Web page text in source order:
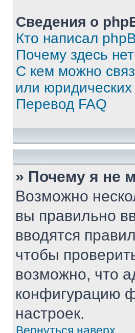
Сведения о
Кто написал
Почему здесь
С кем можно
или
Перевод FAQ
» Почему я не
Возможно
вы правильно
вводятся
чтобы
возможно, что
конфигурацию
настроек.